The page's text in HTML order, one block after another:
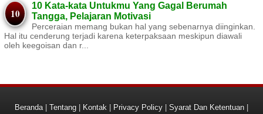
10 Kata-kata Untukmu Yang Gagal Berumah
Tangga, Pelajaran Motivasi
Perceraian memang bukan hal yang sebenarnya diinginkan.
Hal itu cenderung terjadi karena keterpaksaan meskipun diawali
oleh keegoisan dan r...
Beranda | Tentang | Kontak | Privacy Policy | Syarat Dan Ketentuan |